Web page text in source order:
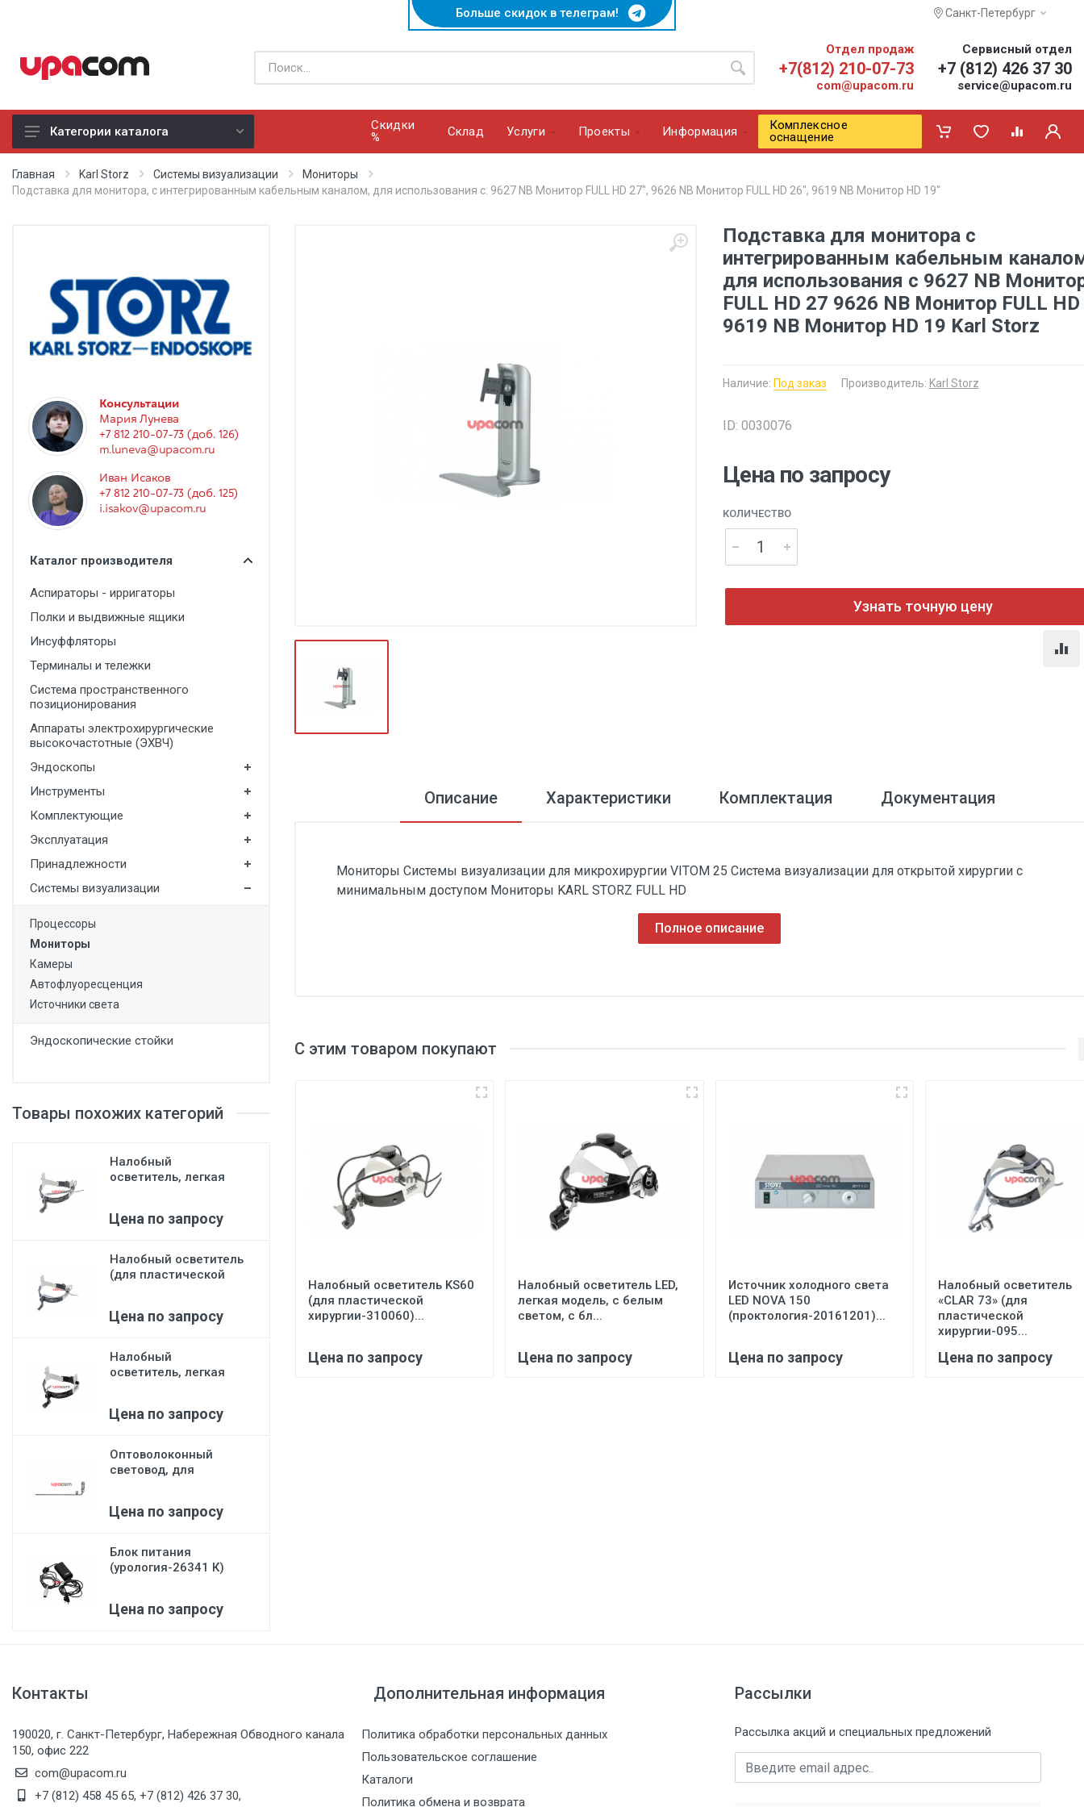
Больше скидок в телеграм! Санкт-Петербург
Отдел продаж
+7(812) 210-07-73
com@upacom.ru
Сервисный отдел
+7 (812) 426 37 30
service@upacom.ru
Б/У оборудование
Неонатология
Хирургия
Функциональная диагностика
Офтальмология
Урология
Дезинфекция и стерилизация
Реабилитация
Расходные материалы
Оториноларингология
Вспомогательное оборудование
Стоматологическое оборудование
Медицинская мебель
Лабораторное оборудование
Оборудование для скорой помощи
Прачечное оборудование
Ортопедические товары
Категории каталога
Скидки
%
Cклад Услуги Проекты Информация
Комплексное
оснащение
Главная Karl Storz Системы визуализации
Мониторы
Подставка для монитора, с интегрированным кабельным каналом, для использования с: 9627 NB Монитор FULL HD 27", 9626 NB Монитор FULL HD 26", 9619 NB Монитор HD 19"
Консультации
Мария Лунева
+7 812 210-07-73 (доб. 126)
m.luneva@upacom.ru
Иван Исаков
+7 812 210-07-73 (доб. 125)
i.isakov@upacom.ru
Каталог производителя
Аспираторы - ирригаторы
Полки и выдвижные ящики
Инсуффляторы
Терминалы и тележки
Система пространственного
позиционирования
Аппараты электрохирургические
высокочастотные (ЭХВЧ)
Эндоскопы
Инструменты
Комплектующие
Эксплуатация
Принадлежности
Системы визуализации
Процессоры
Мониторы
Камеры
Автофлуоресценция
Источники света
Эндоскопические стойки
Товары похожих категорий
Налобный
осветитель, легкая
Цена по запросу
Налобный осветитель
(для пластической
Цена по запросу
Налобный
осветитель, легкая
Цена по запросу
Оптоволоконный
световод, для
Цена по запросу
Блок питания
(урология-26341 К)
Цена по запросу
Подставка для монитора с
интегрированным кабельным
для использования с 9627 NB
FULL HD 27 9626 NB Монитор FULL
9619 NB Монитор HD 19 Karl Storz
Наличие: Под заказ Производитель: Karl Storz
ID: 0030076
Цена по запросу
КОЛИЧЕСТВО
Узнать точную цену
Описание Характеристики Комплектация Документация
Мониторы Системы визуализации для микрохирургии VITOM 25 Система визуализации для открытой хирургии с
минимальным доступом Мониторы KARL STORZ FULL HD
Полное описание
С этим товаром покупают
Налобный осветитель KS60
(для пластической
хирургии-310060)...
Цена по запросу
Налобный осветитель LED,
легкая модель, с белым
светом, с бл...
Цена по запросу
Источник холодного света
LED NOVA 150
(проктология-20161201)...
Цена по запросу
Налобный осветитель
«CLAR 73» (для
пластической
хирургии-095...
Цена по запросу
Контакты
190020, г. Санкт-Петербург, Набережная Обводного канала
150, офис 222
com@upacom.ru
+7 (812) 458 45 65, +7 (812) 426 37 30,
Дополнительная информация
Политика обработки персональных данных
Пользовательское соглашение
Каталоги
Политика обмена и возврата
Рассылки
Рассылка акций и специальных предложений